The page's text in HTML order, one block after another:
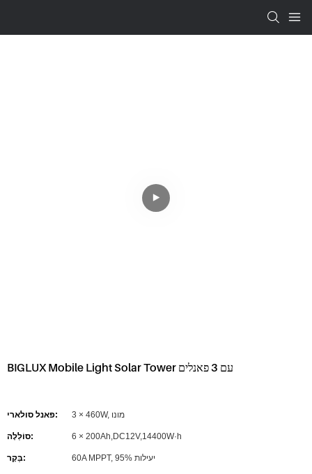
BIGLUX Mobile Light Solar Tower עם 3 פאנלים
פאנל סולארי: 3 × 460W, מונו
סוֹלְלָה: 6 × 200Ah,DC12V,14400W·h
בַּקָר: 60A MPPT, 95% יעילות